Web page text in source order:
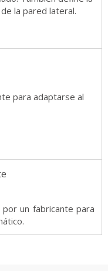
la pared lateral.
para adaptarse al
por un fabricante para